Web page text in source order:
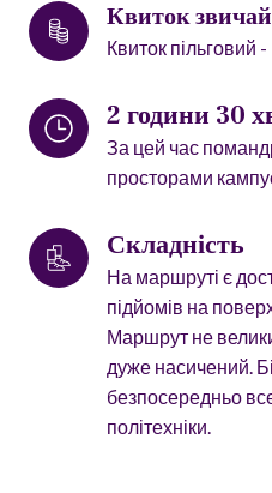
Квиток
Квиток пільговий
2 години 30
За цей час
просторами
Складність
На маршруті є
підйомів на
Маршрут не
дуже насичений.
безпосередньо
політехніки.